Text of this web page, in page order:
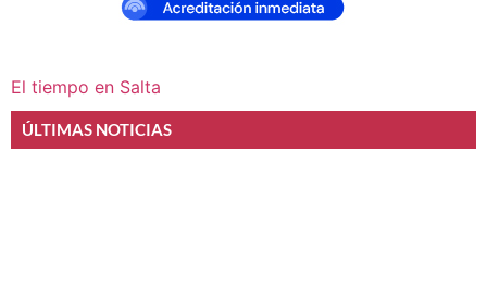
El tiempo en Salta
ÚLTIMAS NOTICIAS